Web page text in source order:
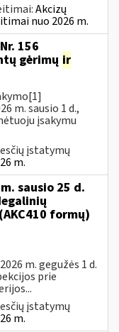
Akcizų
nuo 2026 m.
156
gėrimų ir
m. sausio 1 d.,
įsakymu
įstatymų
m.
sausio 25 d.
formų)
2026 m. gegužės 1 d.
prie
įstatymų
m.